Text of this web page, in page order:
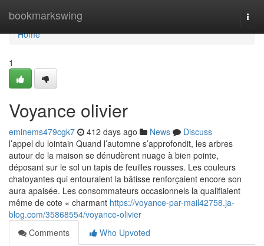
bookmarkswing
Home
Home
1
Voyance olivier
eminems479cgk7 412 days ago News
Discuss
l’appel du lointain Quand l’automne s’approfondit, les arbres
autour de la maison se dénudèrent nuage à bien pointe,
déposant sur le sol un tapis de feuilles rousses. Les couleurs
chatoyantes qui entouraient la bâtisse renforçaient encore son
aura apaisée. Les consommateurs occasionnels la qualifiaient
même de cote « charmant https://voyance-par-mail42758.ja-
blog.com/35868554/voyance-olivier
Comments
Who Upvoted